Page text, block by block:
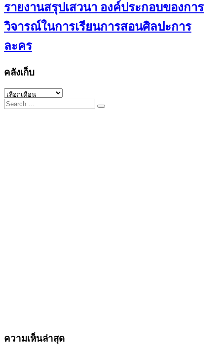
รายงานสรุปเสวนา องค์ประกอบของการ
วิจารณ์ในการเรียนการสอนศิลปะการ
ละคร
คลังเก็บ
คลัง
เก็บ
Search
for:
ความเห็นล่าสุด